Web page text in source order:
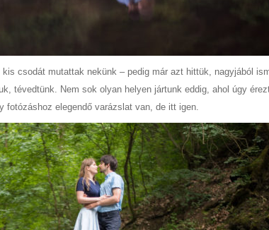
csodát mutattak nekünk – pedig már azt hittük, nagyjából
tévedtünk. Nem sok olyan helyen jártunk eddig, ahol úgy
fotózáshoz elegendő varázslat van, de itt igen.